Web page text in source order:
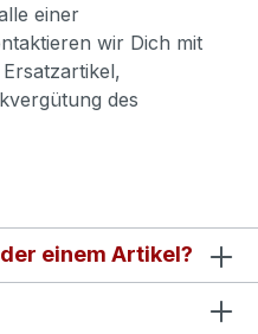
einer
wir Dich mit
des
einem Artikel?